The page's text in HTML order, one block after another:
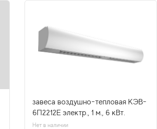
завеса воздушно-тепловая КЭВ-
6П2212Е электр., 1 м., 6 кВт.
Нет в наличии